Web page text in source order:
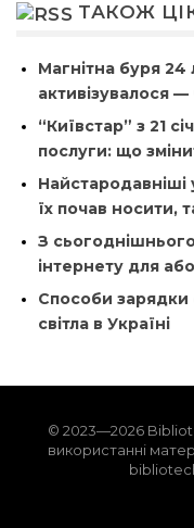
ТАКОЖ
Магнітна буря
активізувалося
“Київстар” з 21
послуги: що
Найстародавніші
їх почав носити,
З
інтернету для
Способи зарядки
світла в Україні
© 2023—2026
використанні